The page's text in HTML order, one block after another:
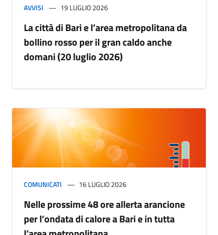
AVVISI 19 LUGLIO 2026
La città di Bari e l’area metropolitana da
bollino rosso per il gran caldo anche
domani (20 luglio 2026)
COMUNICATI 16 LUGLIO 2026
Nelle prossime 48 ore allerta arancione
per l’ondata di calore a Bari e in tutta